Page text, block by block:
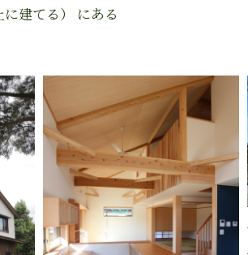
建てる） にある